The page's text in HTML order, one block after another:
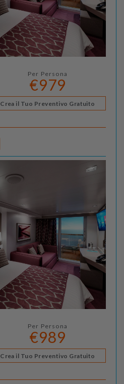
Per Persona
€979
Crea il Tuo Preventivo Gratuito
Per Persona
€989
Crea il Tuo Preventivo Gratuito